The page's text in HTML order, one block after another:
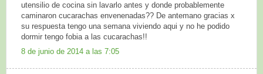
utensilio de cocina sin lavarlo antes y donde probablemente
caminaron cucarachas envenenadas?? De antemano gracias x
su respuesta tengo una semana viviendo aqui y no he podido
dormir tengo fobia a las cucarachas!!
8 de junio de 2014 a las 7:05